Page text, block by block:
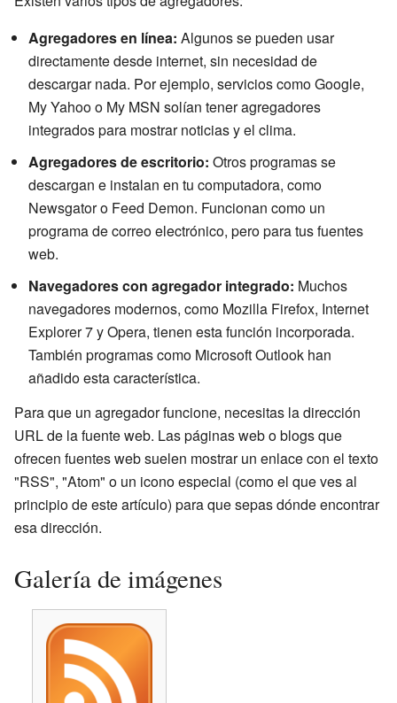
Agregadores en línea: Algunos se pueden usar
directamente desde internet, sin necesidad de
descargar nada. Por ejemplo, servicios como Google,
My Yahoo o My MSN solían tener agregadores
integrados para mostrar noticias y el clima.
Agregadores de escritorio: Otros programas se
descargan e instalan en tu computadora, como
Newsgator o Feed Demon. Funcionan como un
programa de correo electrónico, pero para tus fuentes
web.
Navegadores con agregador integrado: Muchos
navegadores modernos, como Mozilla Firefox, Internet
Explorer 7 y Opera, tienen esta función incorporada.
También programas como Microsoft Outlook han
añadido esta característica.
Para que un agregador funcione, necesitas la dirección
URL de la fuente web. Las páginas web o blogs que
ofrecen fuentes web suelen mostrar un enlace con el texto
"RSS", "Atom" o un icono especial (como el que ves al
principio de este artículo) para que sepas dónde encontrar
esa dirección.
Galería de imágenes